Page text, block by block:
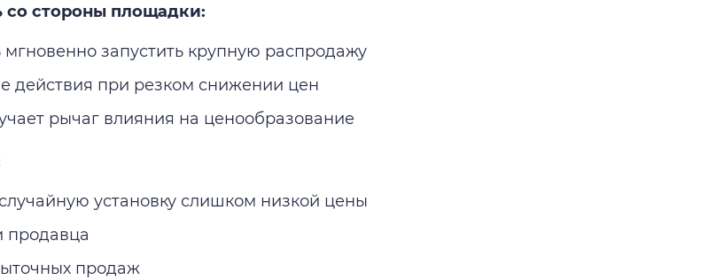
стороны площадки:
запустить крупную распродажу
действия при резком снижении цен
рычаг влияния на ценообразование
установку слишком низкой цены
продавца
продаж